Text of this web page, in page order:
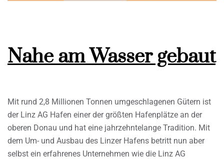
Nahe am Wasser gebaut
Mit rund 2,8 Millionen Tonnen umgeschlagenen Gütern ist
der Linz AG Hafen einer der größten Hafenplätze an der
oberen Donau und hat eine jahrzehntelange Tradition. Mit
dem Um- und Ausbau des Linzer Hafens betritt nun aber
selbst ein erfahrenes Unternehmen wie die Linz AG